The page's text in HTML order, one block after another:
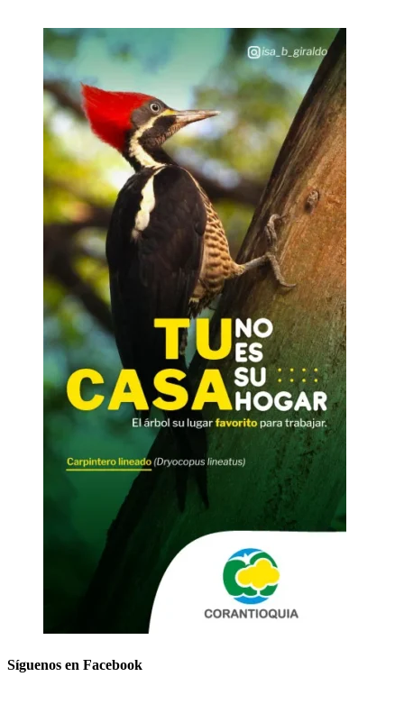
Síguenos en Facebook